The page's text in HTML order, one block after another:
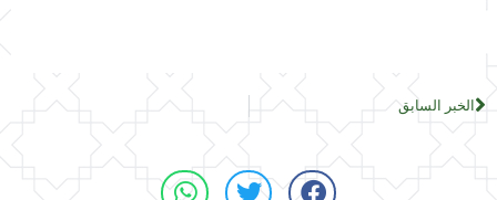
الخبر السابق